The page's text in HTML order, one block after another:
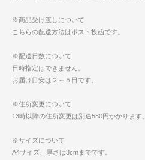
※商品受け渡しについて
こちらの配送方法はポスト投函です。
※配送日数について
日時指定はできません。
お届け目安は２～５日です。
※住所変更について
13時以降の住所変更は別途580円かかります。
※サイズについて
A4サイズ、厚さは3cmまでです。